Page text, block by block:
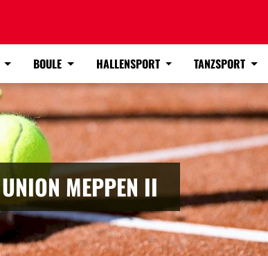
BOULE HALLENSPORT TANZSPORT
MEPPEN II